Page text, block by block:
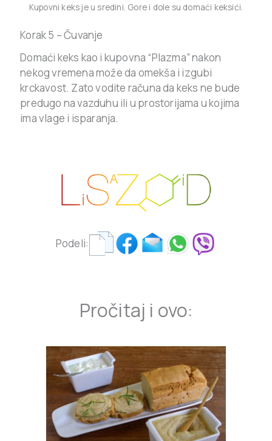
Kupovni keks je u sredini. Gore i dole su domaći keksići.
Korak 5 – Čuvanje
Domaći keks kao i kupovna “Plazma” nakon
nekog vremena može da omekša i izgubi
krckavost. Zato vodite računa da keks ne bude
predugo na vazduhu ili u prostorijama u kojima
ima vlage i isparanja.
Podeli:
Pročitaj i ovo: